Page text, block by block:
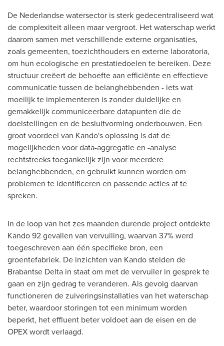
De Nederlandse watersector is sterk gedecentraliseerd wat
de complexiteit alleen maar vergroot. Het waterschap werkt
daarom samen met verschillende externe organisaties,
zoals gemeenten, toezichthouders en externe laboratoria,
om hun ecologische en prestatiedoelen te bereiken. Deze
structuur creëert de behoefte aan efficiënte en effectieve
communicatie tussen de belanghebbenden - iets wat
moeilijk te implementeren is zonder duidelijke en
gemakkelijk communiceerbare datapunten die de
doelstellingen en de besluitvorming onderbouwen. Een
groot voordeel van Kando's oplossing is dat de
mogelijkheden voor data-aggregatie en -analyse
rechtstreeks toegankelijk zijn voor meerdere
belanghebbenden, en gebruikt kunnen worden om
problemen te identificeren en passende acties af te
spreken.
In de loop van het zes maanden durende project ontdekte
Kando 92 gevallen van vervuiling, waarvan 37% werd
toegeschreven aan één specifieke bron, een
groentefabriek. De inzichten van Kando stelden de
Brabantse Delta in staat om met de vervuiler in gesprek te
gaan en zijn gedrag te veranderen. Als gevolg daarvan
functioneren de zuiveringsinstallaties van het waterschap
beter, waardoor storingen tot een minimum worden
beperkt, het effluent beter voldoet aan de eisen en de
OPEX wordt verlaagd.